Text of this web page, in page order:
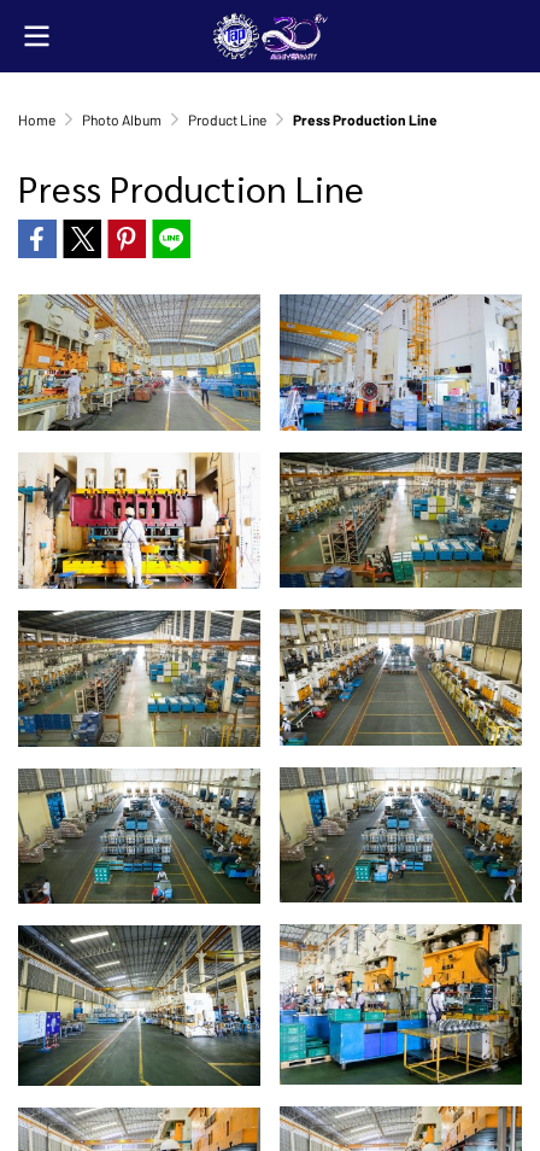
Home Photo Album Product Line Press Production Line
Press Production Line